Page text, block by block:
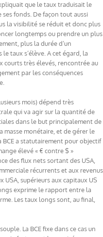
que le taux traduisait le
fonds. De façon tout aussi
la visibilité se réduit et donc plus
longtemps ou prendre un plus
plus la durée d’un
taux s’élève. A cet égard, la
courts très élevés, rencontrée au
par les conséquences
mois) dépend très
qui va agir sur la quantité de
dans le but principalement de
masse monétaire, et de gérer le
BCE a statutairement pour objectif
élevé « € contre $ »
des flux nets sortant des USA,
récurrents et aux revenus
USA, supérieurs aux capitaux US
exprime le rapport entre la
Les taux longs sont, au final,
La BCE fixe dans ce cas un